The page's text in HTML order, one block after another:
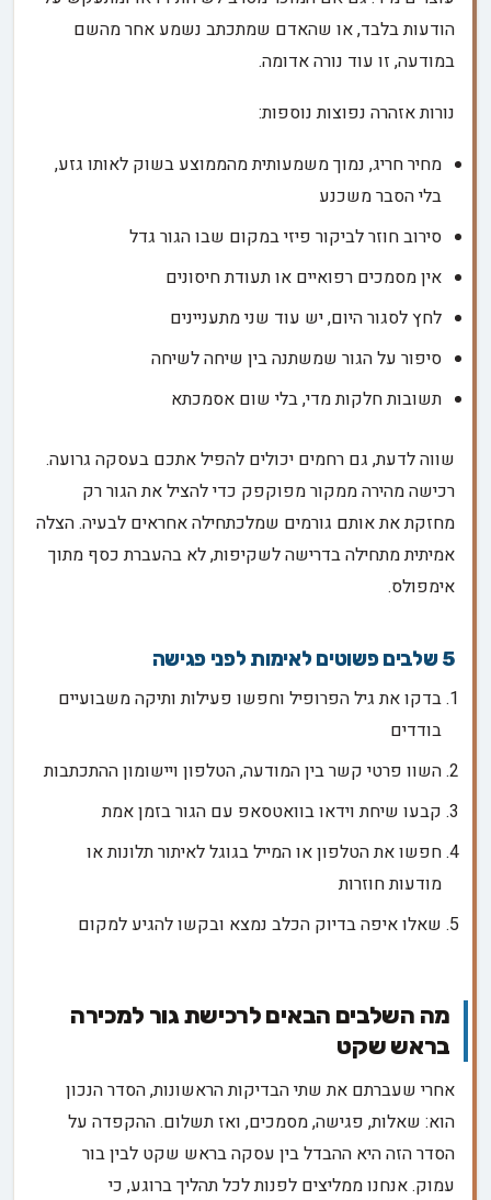
הודעות בלבד, או שהאדם שמתכתב נשמע אחר מהשם
במודעה, זו עוד נורה אדומה.
נורות אזהרה נפוצות נוספות:
מחיר חריג, נמוך משמעותית מהממוצע בשוק לאותו גזע,
בלי הסבר משכנע
סירוב חוזר לביקור פיזי במקום שבו הגור גדל
אין מסמכים רפואיים או תעודת חיסונים
לחץ לסגור היום, יש עוד שני מתעניינים
סיפור על הגור שמשתנה בין שיחה לשיחה
תשובות חלקות מדי, בלי שום אסמכתא
שווה לדעת, גם רחמים יכולים להפיל אתכם בעסקה גרועה.
רכישה מהירה ממקור מפוקפק כדי להציל את הגור רק
מחזקת את אותם גורמים שמלכתחילה אחראים לבעיה. הצלה
אמיתית מתחילה בדרישה לשקיפות, לא בהעברת כסף מתוך
אימפולס.
5 שלבים פשוטים לאימות לפני פגישה
בדקו את גיל הפרופיל וחפשו פעילות ותיקה משבועיים
בודדים
השוו פרטי קשר בין המודעה, הטלפון ויישומון ההתכתבות
קבעו שיחת וידאו בוואטסאפ עם הגור בזמן אמת
חפשו את הטלפון או המייל בגוגל לאיתור תלונות או
מודעות חוזרות
שאלו איפה בדיוק הכלב נמצא ובקשו להגיע למקום
מה השלבים הבאים לרכישת גור למכירה
בראש שקט
אחרי שעברתם את שתי הבדיקות הראשונות, הסדר הנכון
הוא: שאלות, פגישה, מסמכים, ואז תשלום. ההקפדה על
הסדר הזה היא ההבדל בין עסקה בראש שקט לבין בור
עמוק. אנחנו ממליצים לפנות לכל תהליך ברוגע, כי